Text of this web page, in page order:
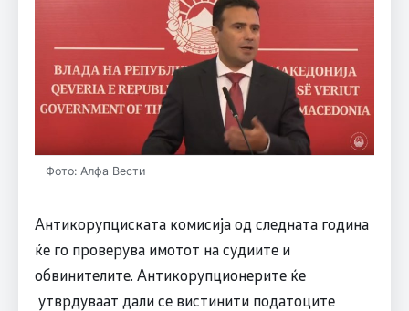
Фото: Алфа Вести
Антикорупциската комисија од следната година
ќе го проверува имотот на судиите и
обвинителите. Антикорупционерите ќе
утврдуваат дали се вистинити податоците